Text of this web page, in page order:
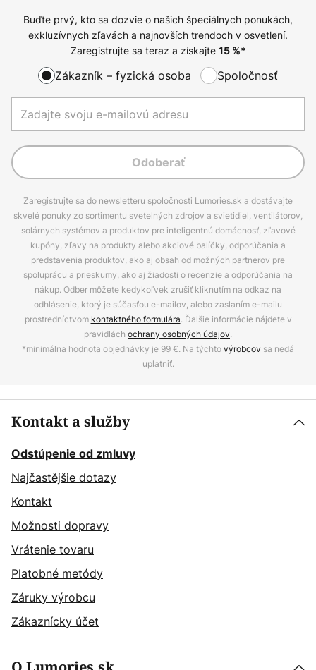
Buďte prvý, kto sa dozvie o našich špeciálnych ponukách,
exkluzívnych zľavách a najnovších trendoch v osvetlení.
Zaregistrujte sa teraz a získajte 15%*
Zákazník – fyzická osoba Spoločnosť
Odoberať
Zaregistrujte sa do newsletteru spoločnosti Lumories.sk a dostávajte
skvelé ponuky zo sortimentu svetelných zdrojov a svietidiel, ventilátorov,
solárnych systémov a produktov pre inteligentnú domácnosť, zľavové
kupóny, zľavy na produkty alebo akciové balíčky, odporúčania a
predstavenia produktov, ako aj obsah od možných partnerov pre
spoluprácu a prieskumy, ako aj žiadosti o recenzie a odporúčania na
nákup. Odber môžete kedykoľvek zrušiť kliknutím na odkaz na
odhlásenie, ktorý je súčasťou e-mailov, alebo zaslaním e-mailu
prostredníctvom kontaktného formulára. Ďalšie informácie nájdete v
pravidlách ochrany osobných údajov.
*minimálna hodnota objednávky je 99 €. Na týchtovýrobcov sa nedá
uplatniť.
Kontakt a služby
Odstúpenie od zmluvy
Najčastějšie dotazy
Kontakt
Možnosti dopravy
Vrátenie tovaru
Platobné metódy
Záruky výrobcu
Zákaznícky účet